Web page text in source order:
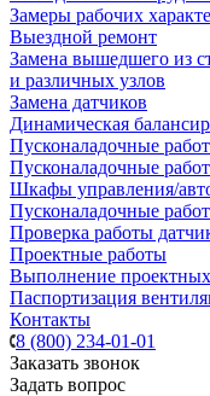
Замеры рабочих
Выездной ремонт
Замена вышедшего из
и различных узлов
Замена датчиков
Динамическая
Пусконаладочные
Пусконаладочные
Шкафы управления/
Пусконаладочные
Проверка работы
Проектные работы
Выполнение
Паспортизация
Контакты
8 (800) 234-01-01
Заказать звонок
Задать вопрос